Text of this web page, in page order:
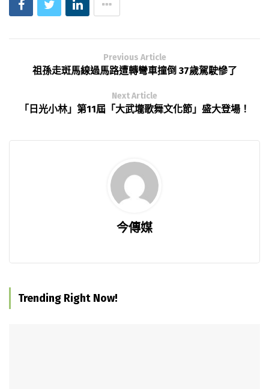
Previous Article
祖孫走斑馬線過馬路遭轉彎車撞倒 37歲駕駛慘了
Next Article
「日光小林」第11屆「大武壠歌舞文化節」盛大登場！
今傳媒
Trending Right Now!